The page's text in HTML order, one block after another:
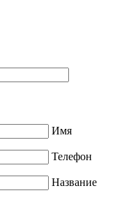
Имя
Телефон
Название